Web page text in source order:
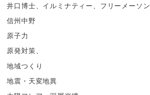
井口博士、イルミナティー、フリーメーソン
信州中野
原子力
原発対策、
地域つくり
地震・天変地異